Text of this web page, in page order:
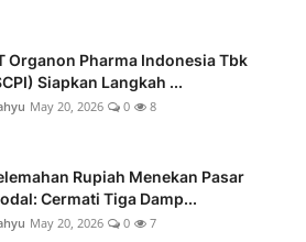
Organon Pharma Indonesia Tbk
Siapkan Langkah ...
May 20, 2026 0 8
Rupiah Menekan Pasar
Cermati Tiga Damp...
May 20, 2026 0 7